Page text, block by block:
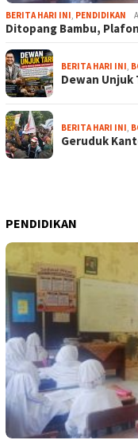
BERITA HARI INI, PENDIDIKAN
Ditopang Bambu,
BERITA HARI INI,
Dewan Unjuk
BERITA HARI INI,
Geruduk
PENDIDIKAN